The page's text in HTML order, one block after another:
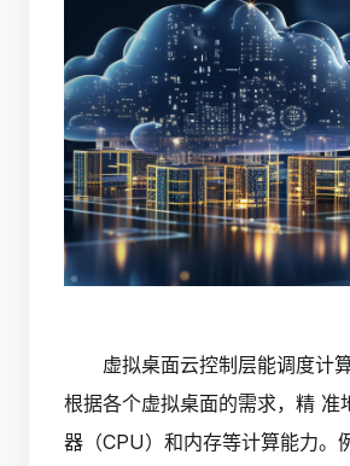
虚拟桌面云控制层能调度计
根据各个虚拟桌面的需求，精 准
器（CPU）和内存等计算能力。